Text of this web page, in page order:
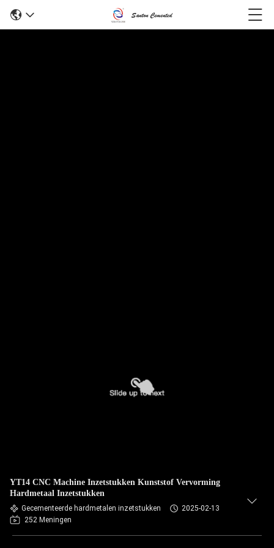
YT14 CNC Machine Inzetstukken Kunststof Vervorming
Hardmetaal Inzetstukken
Gecementeerde hardmetalen inzetstukken
2025-02-13
252 Meningen